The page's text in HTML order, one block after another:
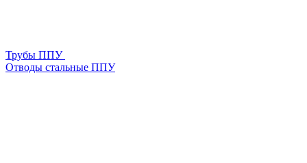
Трубы ППУ
Отводы стальные ППУ